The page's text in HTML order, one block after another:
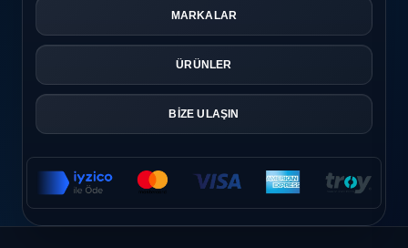
MARKALAR
ÜRÜNLER
BİZE ULAŞIN